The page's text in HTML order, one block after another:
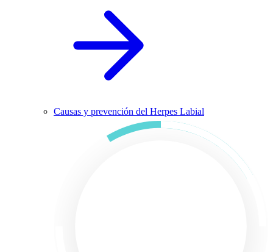
Causas y prevención del Herpes Labial